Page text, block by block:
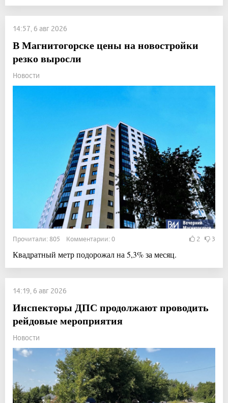
14:57, 6 авг 2026
В Магнитогорске цены на новостройки
резко выросли
Новости
Прочитали: 805 Комментарии: 0 2 3
Квадратный метр подорожал на 5,3% за месяц.
14:19, 6 авг 2026
Инспекторы ДПС продолжают проводить
рейдовые мероприятия
Новости